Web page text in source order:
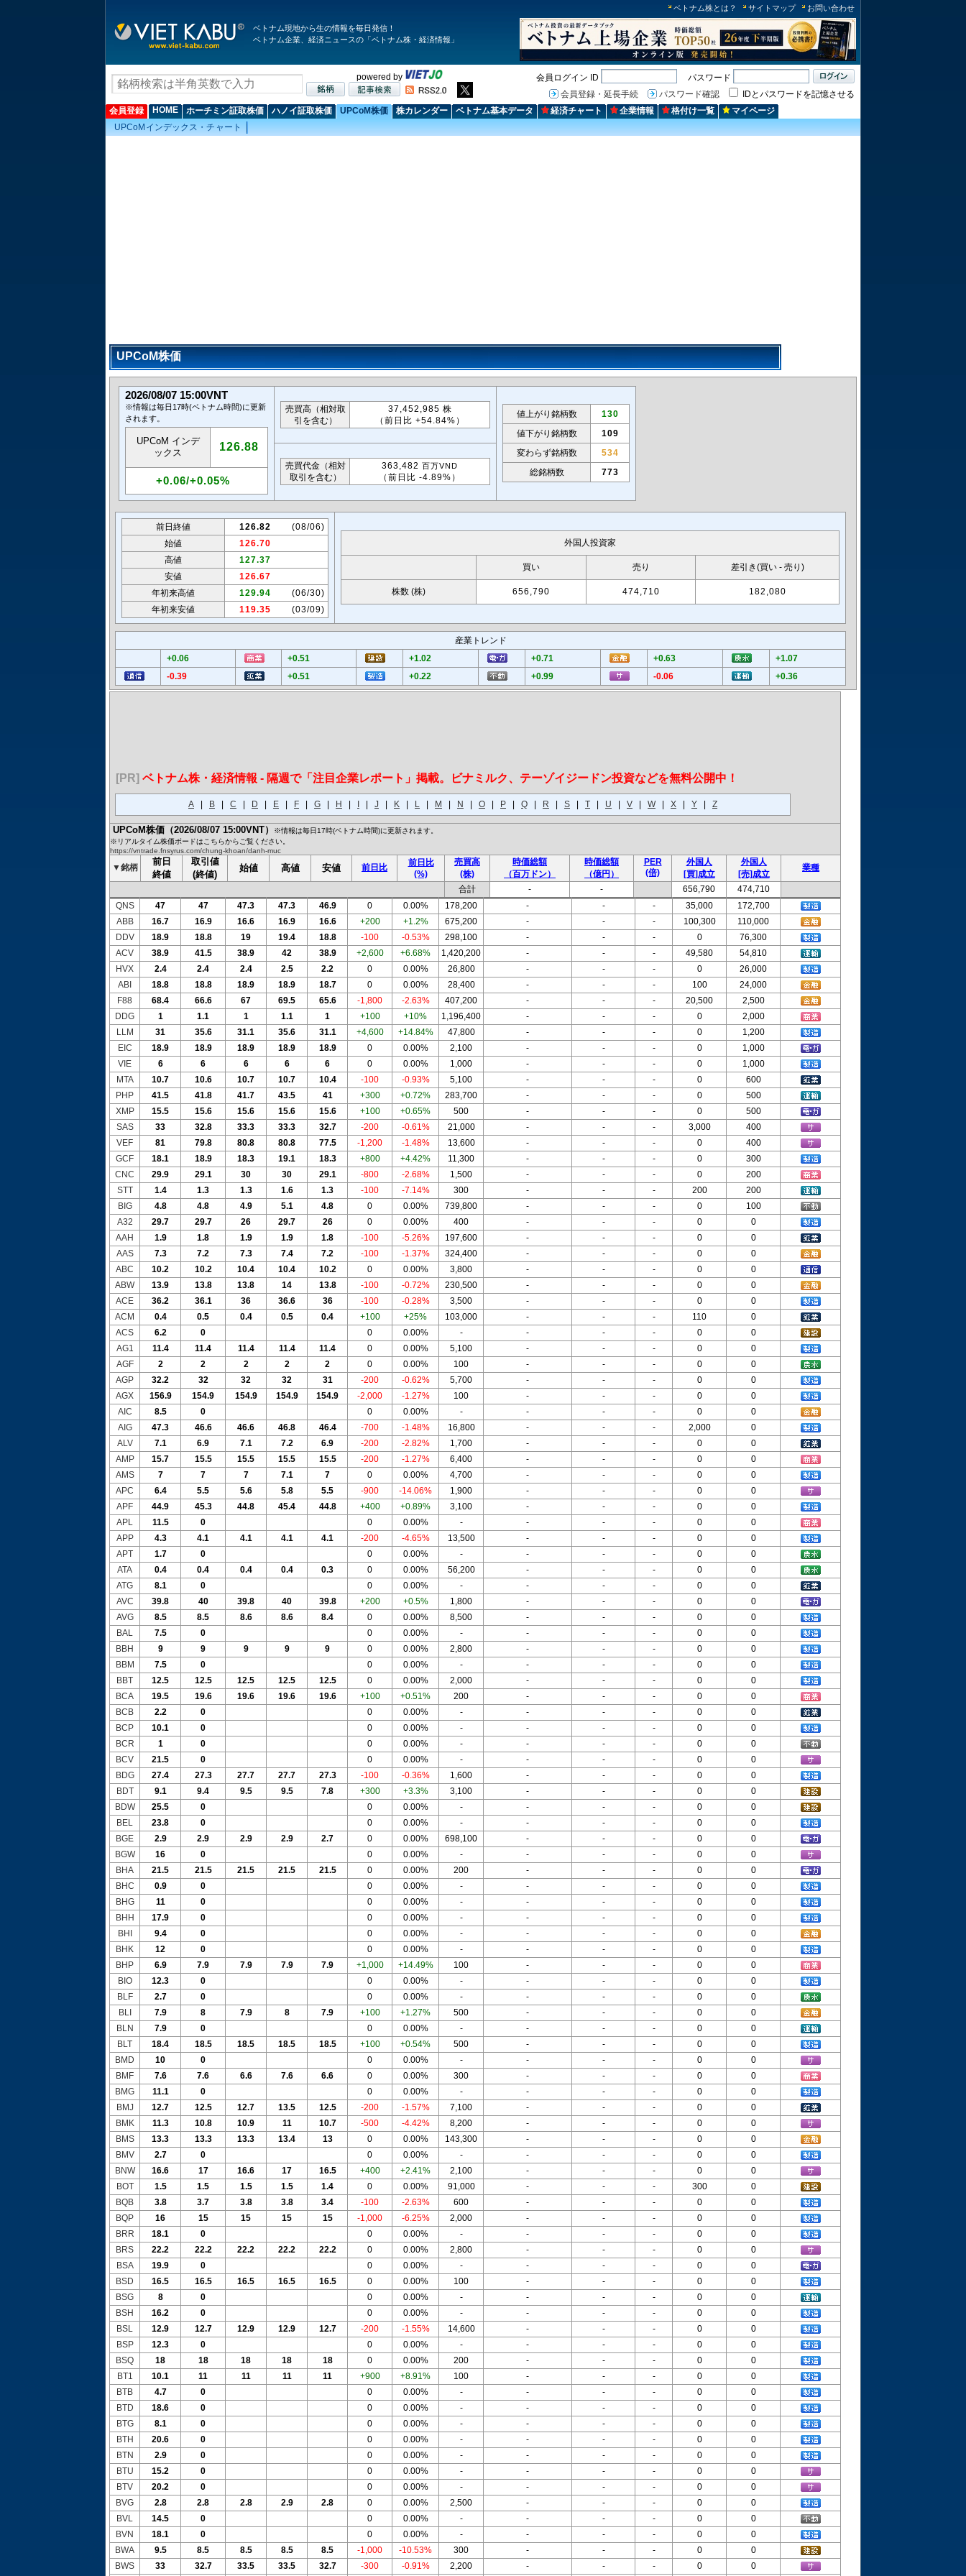
ベトナム株とは？ サイトマップ お問い合わせ
ベトナム現地から生の情報を毎日発信！
ベトナム企業、経済ニュースの「ベトナム株・経済情報」
powered by 会員ログイン ID
パスワード
会員登録・延長手続
パスワード確認
IDとパスワードを記憶させる
会員登録
HOME ホーチミン証取株価 ハノイ証取株価 UPCoM株価 株カレンダー ベトナム基本データ 経済チャート 企業情報 格付け一覧
マイページ
UPCoMインデックス・チャート
UPCoM株価
2026/08/07 15:00VNT
※情報は毎日17時(ベトナム時間)に更新
されます。
UPCoM インデ
ックス
126.88
+0.06/+0.05%
売買高（相対取
引を含む）
37,452,985 株
（前日比 +54.84%）
値上がり銘柄数
130
値下がり銘柄数
109
変わらず銘柄数
534
総銘柄数
773
売買代金（相対
取引を含む）
363,482 百万VND
（前日比 -4.89%）
前日終値 126.82
(08/06)
始値
126.70
高値
127.37
安値
126.67
年初来高値
129.94
(06/30)
年初来安値
119.35 (03/09)
外国人投資家
買い 売り 差引き(買い - 売り)
株数 (株) 656,790 474,710 182,080
産業トレンド
+0.06
+0.51 +1.02 +0.71 +0.63
+1.07
-0.39
+0.51 +0.22 +0.99 -0.06 +0.36
[PR] ベトナム株・経済情報 - 隔週で「注目企業レポート」掲載。ビナミルク、テーゾイジードン投資などを無料公開中！
A | B | C | D | E | F | G | H | I | J | K | L | M | N | O | P | Q | R | S | T | U | V | W| X | Y | Z
UPCoM株価 （2026/08/07 15:00VNT）
※情報は毎日17時(ベトナム時間)に更新されます。
※リアルタイム株価ボードはこちらからご覧ください。
https://vntrade.fnsyrus.com/chung-khoan/danh-muc
▼銘柄
前日
終値
取引値
(終値)
始値 高値 安値 前日比
前日比
(%)
売買高
(株)
時価総額
（百万ドン）
時価総額
（億円）
PER
(倍)
外国人
[買]成立
外国人
[売]成立
業種
合計 - - 656,790
474,710
QNS
47 47 47.3 47.3 46.9 0 0.00% 178,200 - - - 35,000
172,700
ABB
16.7 16.9 16.6 16.9 16.6 +200 +1.2% 675,200 - - - 100,300
110,000
DDV
18.9 18.8 19 19.4 18.8 -100 -0.53% 298,100 - - - 0
76,300
ACV
38.9 41.5 38.9 42 38.9 +2,600 +6.68% 1,420,200 - - - 49,580
54,810
HVX
2.4 2.4 2.4 2.5 2.2 0 0.00% 26,800 - - - 0
26,000
ABI
18.8 18.8 18.9 18.9 18.7 0 0.00% 28,400 - - - 100
24,000
F88
68.4 66.6 67 69.5 65.6 -1,800 -2.63% 407,200 - - - 20,500
2,500
DDG
1 1.1 1 1.1 1 +100 +10% 1,196,400 - - - 0
2,000
LLM
31 35.6 31.1 35.6 31.1 +4,600 +14.84% 47,800 - - - 0
1,200
EIC
18.9 18.9 18.9 18.9 18.9 0 0.00% 2,100 - - - 0
1,000
VIE
6 6 6 6 6 0 0.00% 1,000 - - - 0
1,000
MTA
10.7 10.6 10.7 10.7 10.4 -100 -0.93% 5,100 - - - 0
600
PHP
41.5 41.8 41.7 43.5 41 +300 +0.72% 283,700 - - - 0
500
XMP
15.5 15.6 15.6 15.6 15.6 +100 +0.65% 500 - - - 0
500
SAS
33 32.8 33.3 33.3 32.7 -200 -0.61% 21,000 - - - 3,000
400
VEF
81 79.8 80.8 80.8 77.5 -1,200 -1.48% 13,600 - - - 0
400
GCF
18.1 18.9 18.3 19.1 18.3 +800 +4.42% 11,300 - - - 0
300
CNC
29.9 29.1 30 30 29.1 -800 -2.68% 1,500 - - - 0
200
STT
1.4 1.3 1.3 1.6 1.3 -100 -7.14% 300 - - - 200
200
BIG
4.8 4.8 4.9 5.1 4.8 0 0.00% 739,800 - - - 0
100
A32
29.7 29.7 26 29.7 26 0 0.00% 400 - - - 0
0
AAH
1.9 1.8 1.9 1.9 1.8 -100 -5.26% 197,600 - - - 0
0
AAS
7.3 7.2 7.3 7.4 7.2 -100 -1.37% 324,400 - - - 0
0
ABC
10.2 10.2 10.4 10.4 10.2 0 0.00% 3,800 - - - 0
0
ABW
13.9 13.8 13.8 14 13.8 -100 -0.72% 230,500 - - - 0
0
ACE
36.2 36.1 36 36.6 36 -100 -0.28% 3,500 - - - 0
0
ACM
0.4 0.5 0.4 0.5 0.4 +100 +25% 103,000 - - - 110
0
ACS
6.2 0 0 0.00% - - - - 0
0
AG1
11.4 11.4 11.4 11.4 11.4 0 0.00% 5,100 - - - 0
0
AGF
2 2 2 2 2 0 0.00% 100 - - - 0
0
AGP
32.2 32 32 32 31 -200 -0.62% 5,700 - - - 0
0
AGX
156.9 154.9 154.9 154.9 154.9 -2,000 -1.27% 100 - - - 0
0
AIC
8.5 0 0 0.00% - - - - 0
0
AIG
47.3 46.6 46.6 46.8 46.4 -700 -1.48% 16,800 - - - 2,000
0
ALV
7.1 6.9 7.1 7.2 6.9 -200 -2.82% 1,700 - - - 0
0
AMP
15.7 15.5 15.5 15.5 15.5 -200 -1.27% 6,400 - - - 0
0
AMS
7 7 7 7.1 7 0 0.00% 4,700 - - - 0
0
APC
6.4 5.5 5.6 5.8 5.5 -900 -14.06% 1,900 - - - 0
0
APF
44.9 45.3 44.8 45.4 44.8 +400 +0.89% 3,100 - - - 0
0
APL
11.5 0 0 0.00% - - - - 0
0
APP
4.3 4.1 4.1 4.1 4.1 -200 -4.65% 13,500 - - - 0
0
APT
1.7 0 0 0.00% - - - - 0
0
ATA
0.4 0.4 0.4 0.4 0.3 0 0.00% 56,200 - - - 0
0
ATG
8.1 0 0 0.00% - - - - 0
0
AVC
39.8 40 39.8 40 39.8 +200 +0.5% 1,800 - - - 0
0
AVG
8.5 8.5 8.6 8.6 8.4 0 0.00% 8,500 - - - 0
0
BAL
7.5 0 0 0.00% - - - - 0
0
BBH
9 9 9 9 9 0 0.00% 2,800 - - - 0
0
BBM
7.5 0 0 0.00% - - - - 0
0
BBT
12.5 12.5 12.5 12.5 12.5 0 0.00% 2,000 - - - 0
0
BCA
19.5 19.6 19.6 19.6 19.6 +100 +0.51% 200 - - - 0
0
BCB
2.2 0 0 0.00% - - - - 0
0
BCP
10.1 0 0 0.00% - - - - 0
0
BCR
1 0 0 0.00% - - - - 0
0
BCV
21.5 0 0 0.00% - - - - 0
0
BDG
27.4 27.3 27.7 27.7 27.3 -100 -0.36% 1,600 - - - 0
0
BDT
9.1 9.4 9.5 9.5 7.8 +300 +3.3% 3,100 - - - 0
0
BDW
25.5 0 0 0.00% - - - - 0
0
BEL
23.8 0 0 0.00% - - - - 0
0
BGE
2.9 2.9 2.9 2.9 2.7 0 0.00% 698,100 - - - 0
0
BGW
16 0 0 0.00% - - - - 0
0
BHA
21.5 21.5 21.5 21.5 21.5 0 0.00% 200 - - - 0
0
BHC
0.9 0 0 0.00% - - - - 0
0
BHG
11 0 0 0.00% - - - - 0
0
BHH
17.9 0 0 0.00% - - - - 0
0
BHI
9.4 0 0 0.00% - - - - 0
0
BHK
12 0 0 0.00% - - - - 0
0
BHP
6.9 7.9 7.9 7.9 7.9 +1,000 +14.49% 100 - - - 0
0
BIO
12.3 0 0 0.00% - - - - 0
0
BLF
2.7 0 0 0.00% - - - - 0
0
BLI
7.9 8 7.9 8 7.9 +100 +1.27% 500 - - - 0
0
BLN
7.9 0 0 0.00% - - - - 0
0
BLT
18.4 18.5 18.5 18.5 18.5 +100 +0.54% 500 - - - 0
0
BMD
10 0 0 0.00% - - - - 0
0
BMF
7.6 7.6 6.6 7.6 6.6 0 0.00% 300 - - - 0
0
BMG
11.1 0 0 0.00% - - - - 0
0
BMJ
12.7 12.5 12.7 13.5 12.5 -200 -1.57% 7,100 - - - 0
0
BMK
11.3 10.8 10.9 11 10.7 -500 -4.42% 8,200 - - - 0
0
BMS
13.3 13.3 13.3 13.4 13 0 0.00% 143,300 - - - 0
0
BMV
2.7 0 0 0.00% - - - - 0
0
BNW
16.6 17 16.6 17 16.5 +400 +2.41% 2,100 - - - 0
0
BOT
1.5 1.5 1.5 1.5 1.4 0 0.00% 91,000 - - - 300
0
BQB
3.8 3.7 3.8 3.8 3.4 -100 -2.63% 600 - - - 0
0
BQP
16 15 15 15 15 -1,000 -6.25% 2,000 - - - 0
0
BRR
18.1 0 0 0.00% - - - - 0
0
BRS
22.2 22.2 22.2 22.2 22.2 0 0.00% 2,800 - - - 0
0
BSA
19.9 0 0 0.00% - - - - 0
0
BSD
16.5 16.5 16.5 16.5 16.5 0 0.00% 100 - - - 0
0
BSG
8 0 0 0.00% - - - - 0
0
BSH
16.2 0 0 0.00% - - - - 0
0
BSL
12.9 12.7 12.9 12.9 12.7 -200 -1.55% 14,600 - - - 0
0
BSP
12.3 0 0 0.00% - - - - 0
0
BSQ
18 18 18 18 18 0 0.00% 200 - - - 0
0
BT1
10.1 11 11 11 11 +900 +8.91% 100 - - - 0
0
BTB
4.7 0 0 0.00% - - - - 0
0
BTD
18.6 0 0 0.00% - - - - 0
0
BTG
8.1 0 0 0.00% - - - - 0
0
BTH
20.6 0 0 0.00% - - - - 0
0
BTN
2.9 0 0 0.00% - - - - 0
0
BTU
15.2 0 0 0.00% - - - - 0
0
BTV
20.2 0 0 0.00% - - - - 0
0
BVG
2.8 2.8 2.8 2.9 2.8 0 0.00% 2,500 - - - 0
0
BVL
14.5 0 0 0.00% - - - - 0
0
BVN
18.1 0 0 0.00% - - - - 0
0
BWA
9.5 8.5 8.5 8.5 8.5 -1,000 -10.53% 300 - - - 0
0
BWS
33 32.7 33.5 33.5 32.7 -300 -0.91% 2,200 - - - 0 0